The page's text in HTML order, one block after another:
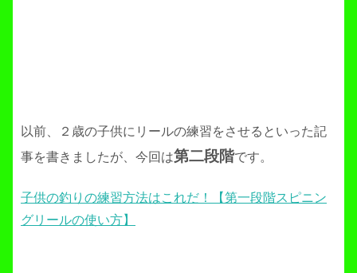
以前、２歳の子供にリールの練習をさせるといった記
事を書きましたが、今回は第二段階です。
子供の釣りの練習方法はこれだ！【第一段階スピニン
グリールの使い方】